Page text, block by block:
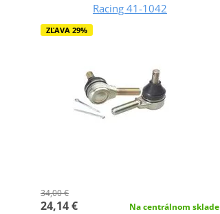
Racing 41-1042
ZĽAVA 29%
34,00 €
24,14 € Na centrálnom sklade